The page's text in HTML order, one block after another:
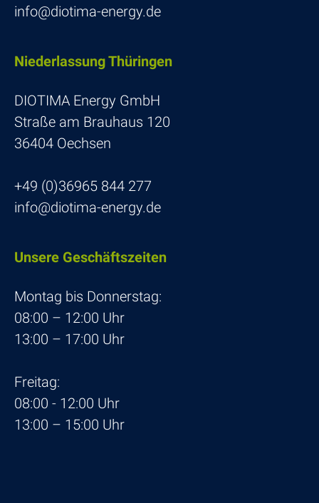
info@diotima-energy.de
Nieder­las­sung Thüringen
DIOTIMA Energy GmbH
Straße am Brau­haus 120
36404 Oechsen
+49 (0)36965 844 277
info@diotima-energy.de
Unsere Geschäfts­zeiten
Montag bis Donnerstag:
08:00 – 12:00 Uhr
13:00 – 17:00 Uhr
Freitag:
08:00 - 12:00 Uhr
13:00 – 15:00 Uhr